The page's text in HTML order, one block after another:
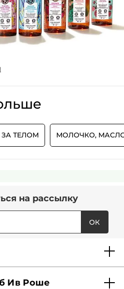
ТЕЛОМ МОЛОЧКО,
на рассылку
ОК
Ив Роше